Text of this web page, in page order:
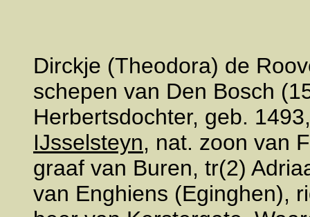
Dirckje (Theodora) de
schepen van Den Bosch
Herbertsdochter, geb.
IJsselsteyn, nat. zoon van
graaf van Buren, tr(2)
van Enghiens (Eginghen),